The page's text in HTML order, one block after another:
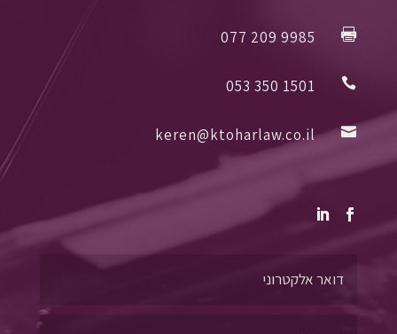

077 209 9985

053 350 1501

keren@ktoharlaw.co.il